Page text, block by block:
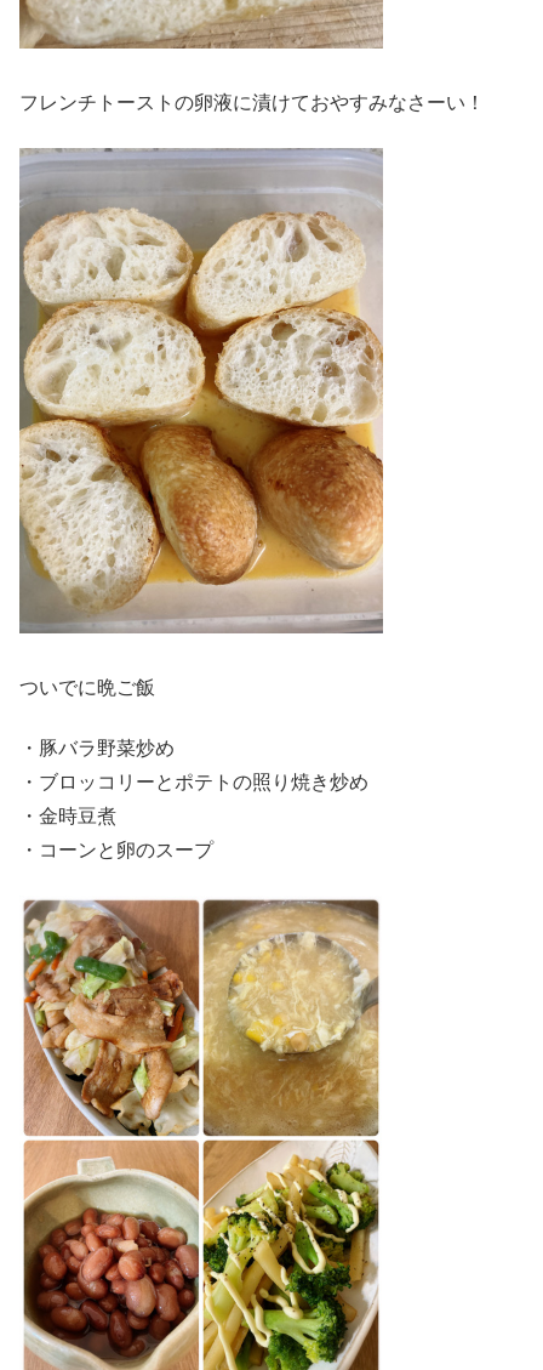
フレンチトーストの卵液に漬けておやすみなさーい！
ついでに晩ご飯
・豚バラ野菜炒め
・ブロッコリーとポテトの照り焼き炒め
・金時豆煮
・コーンと卵のスープ